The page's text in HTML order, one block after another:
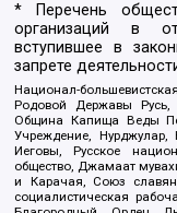
* Перечень
организаций в
вступившее в
запрете
Национал-
Родовой Державы Русь,
Община Капища Веды
Учреждение,
Иеговы, Русское
общество, Джамаат
и Карачая, Союз
социалистическая